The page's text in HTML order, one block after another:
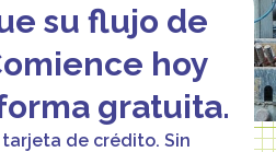
su flujo de
hoy
gratuita.
de crédito. Sin